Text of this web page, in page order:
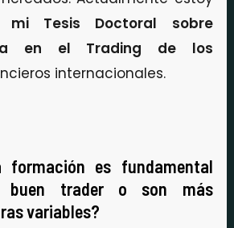
mi Tesis Doctoral sobre
en el Trading de los
internacionales.
formación es fundamental
trader o son más
variables?